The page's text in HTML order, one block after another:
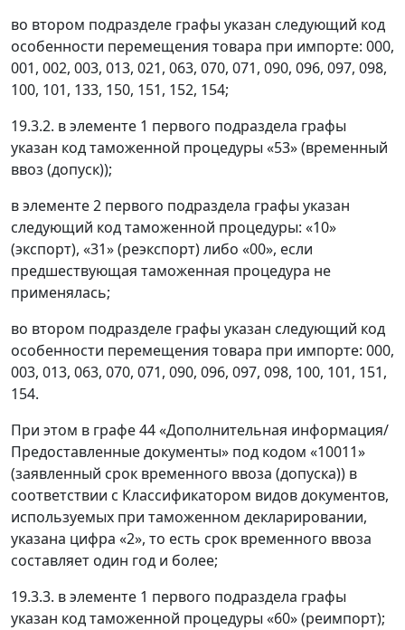
во втором подразделе графы указан следующий код
особенности перемещения товара при импорте: 000,
001, 002, 003, 013, 021, 063, 070, 071, 090, 096, 097, 098,
100, 101, 133, 150, 151, 152, 154;
19.3.2. в элементе 1 первого подраздела графы
указан код таможенной процедуры «53» (временный
ввоз (допуск));
в элементе 2 первого подраздела графы указан
следующий код таможенной процедуры: «10»
(экспорт), «31» (реэкспорт) либо «00», если
предшествующая таможенная процедура не
применялась;
во втором подразделе графы указан следующий код
особенности перемещения товара при импорте: 000,
003, 013, 063, 070, 071, 090, 096, 097, 098, 100, 101, 151,
154.
При этом в графе 44 «Дополнительная информация/
Предоставленные документы» под кодом «10011»
(заявленный срок временного ввоза (допуска)) в
соответствии с Классификатором видов документов,
используемых при таможенном декларировании,
указана цифра «2», то есть срок временного ввоза
составляет один год и более;
19.3.3. в элементе 1 первого подраздела графы
указан код таможенной процедуры «60» (реимпорт);